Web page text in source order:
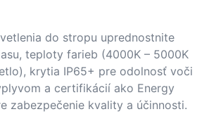
do stropu uprednostnite
teploty farieb (4000K – 5000K
krytia IP65+ pre odolnosť voči
a certifikácií ako Energy
zabezpečenie kvality a účinnosti.